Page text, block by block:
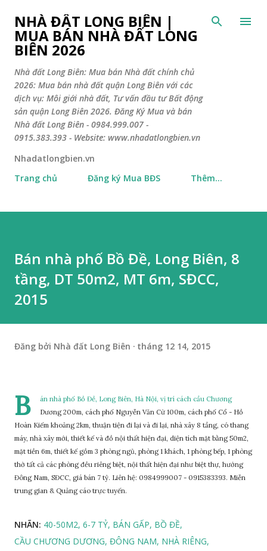
Chuyển đến nội dung chính
NHÀ ĐẤT LONG BIÊN |
MUA BÁN NHÀ ĐẤT LONG
BIÊN 2026
Nhà đất Long Biên: Mua bán Nhà đất chính chủ
2026: Mua bán nhà đất quận Long Biên với các
dịch vụ: Môi giới nhà đất, Tư vấn đầu tư Bất động
sản quận Long Biên 2026. Đăng Ký Mua và bán
Nhà đất Long Biên - 0984.999.007 -
0915.383.393 - Website: www.nhadatlongbien.vn
Nhadatlongbien.vn
Trang chủ
Đăng ký Mua BĐS Thêm…
Bán nhà phố Bồ Đề, Long Biên, 8
tầng, DT 50m2, MT 6m, SĐCC,
2015
Đăng bởi Nhà đất Long Biên tháng 12 14, 2015
B
án nhà phố Bồ Đề, Long Biên, Hà Nội, vị trí cách cầu Chương
Dương 200m, cách phố Nguyễn Văn Cừ 100m, cách phố Cổ - Hồ
Hoàn Kiếm khoảng 2km, thuận tiện đi lại và đi lại, nhà xây 8 tầng, có thang
máy, nhà xây mới, thiết kế và đồ nội thất hiện đại, diện tích mặt bằng 50m2,
mặt tiền 6m, thiết kế gồm 3 phòng ngủ, phòng 1 khách, 1 phòng bếp, 1 phòng
thờ tất cả các phòng đều riêng biệt, nội thất hiện đại như biệt thự, hướng
Đông Nam, SĐCC, giá bán 7 tỷ. Liên hệ: 0984999007 - 0915383393. Miễn
trung gian & Quảng cáo trực tuyến.
NHÃN: 40-50M2 6-7 TỶ BÁN GẤP BỒ ĐỀ
CẦU CHƯƠNG DƯƠNG ĐÔNG NAM NHÀ RIÊNG